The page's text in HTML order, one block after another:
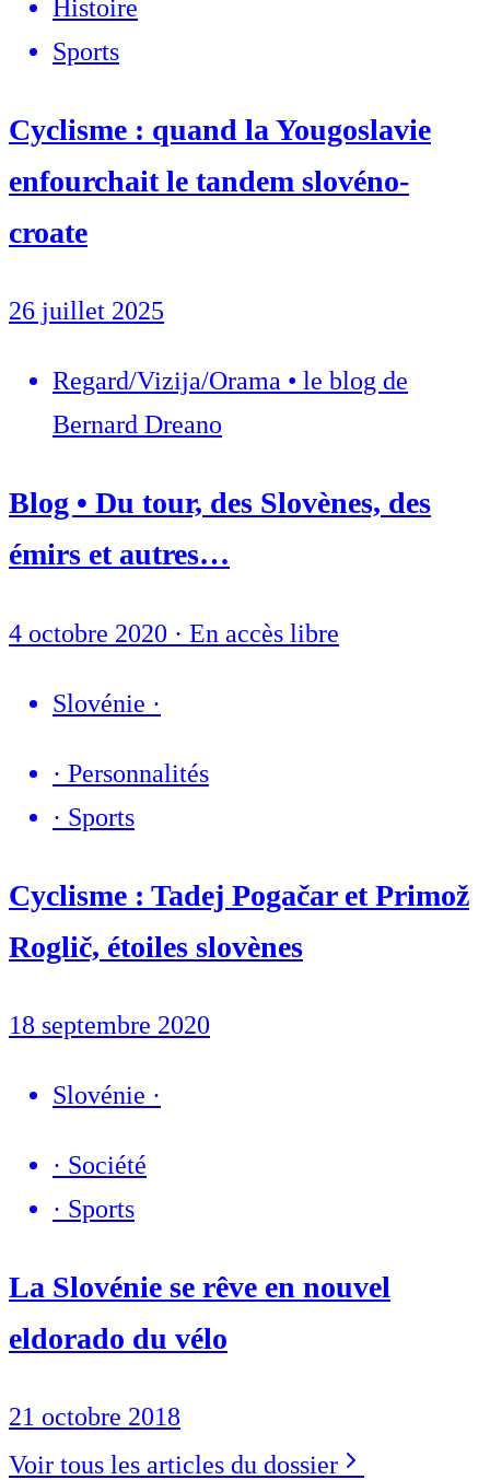
Histoire
Sports
Cyclisme : quand la Yougoslavie
enfourchait le tandem slovéno-
croate
26 juillet 2025
Regard/Vizija/Orama • le blog de
Bernard Dreano
Blog • Du tour, des Slovènes, des
émirs et autres…
4 octobre 2020 · En accès libre
Slovénie ·
· Personnalités
· Sports
Cyclisme : Tadej Pogačar et Primož
Roglič, étoiles slovènes
18 septembre 2020
Slovénie ·
· Société
· Sports
La Slovénie se rêve en nouvel
eldorado du vélo
21 octobre 2018
Voir tous les articles du dossier